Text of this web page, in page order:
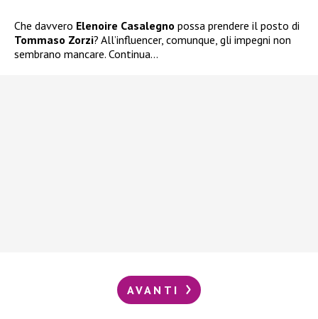
Che davvero Elenoire Casalegno possa prendere il posto di
Tommaso Zorzi? All’influencer, comunque, gli impegni non
sembrano mancare. Continua…
AVANTI